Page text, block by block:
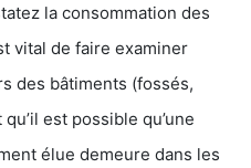
la consommation des
vital de faire examiner
des bâtiments (fossés,
est possible qu’une
élue demeure dans les